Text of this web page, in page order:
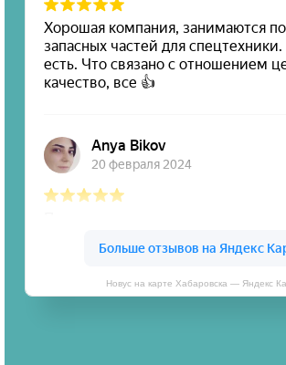
Новус на карте Хабаровска — Яндекс